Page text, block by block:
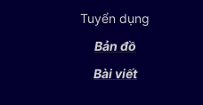
Tuyển dụng
Bản đồ
Bài viết